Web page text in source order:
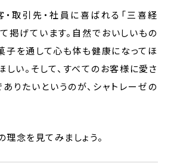
取引先・社員に喜ばれる「三喜経
掲げています。自然でおいしいもの
子を通して心も体も健康になってほ
しい。そして、すべてのお客様に愛さ
りたいというのが、シャトレーゼの
理念を見てみましょう。